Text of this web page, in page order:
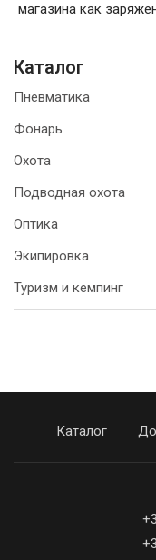
магазина как
Каталог
Пневматика
Фонарь
Охота
Подводная охота
Оптика
Экипировка
Туризм и кемпинг
Каталог